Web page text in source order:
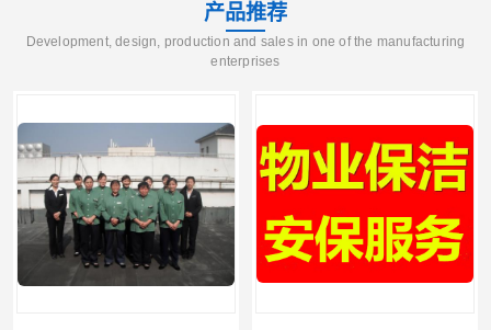
产品推荐
Development, design, production and sales in one of the manufacturing
enterprises